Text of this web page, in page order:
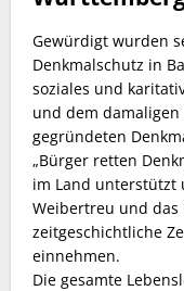
Gewürdigt wurden
Denkmalschutz in
soziales und
und dem
gegründeten
„Bürger retten
im Land unterstützt
Weibertreu und
zeitgeschichtliche
einnehmen.
Die gesamte